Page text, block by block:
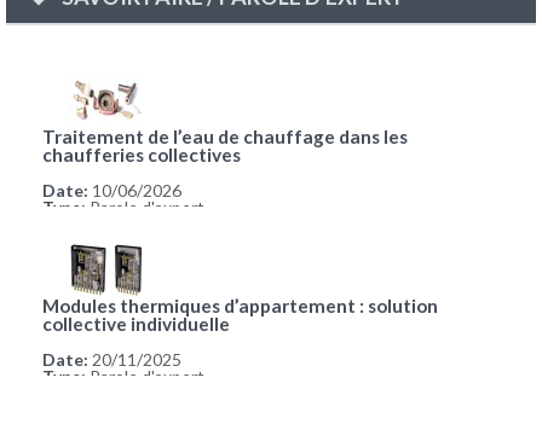
Traitement de l’eau de chauffage dans les
chaufferies collectives
Date: 10/06/2026
Type: Parole d'expert
Modules thermiques d’appartement : solution
collective individuelle
Date: 20/11/2025
Type: Parole d'expert